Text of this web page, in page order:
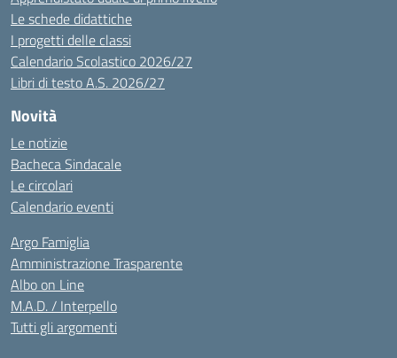
Le schede didattiche
I progetti delle classi
Calendario Scolastico 2026/27
Libri di testo A.S. 2026/27
Novità
Le notizie
Bacheca Sindacale
Le circolari
Calendario eventi
Argo Famiglia
Amministrazione Trasparente
Albo on Line
M.A.D. / Interpello
Tutti gli argomenti